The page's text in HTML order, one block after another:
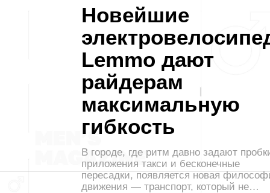
Новейшие
Lemmo дают
райдерам
максимальную
гибкость
В городе, где ритм давно задают
приложения такси и бесконечные
пересадки, появляется новая
движения — транспорт, который не…